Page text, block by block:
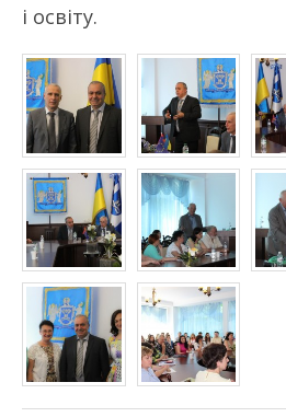
і освіту.